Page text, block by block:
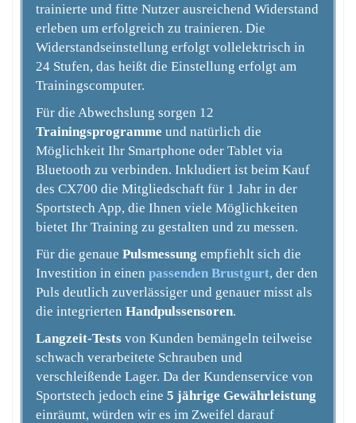
trainierte und fitte Nutzer ausreichend Widerstand
erleben um erfolgreich zu trainieren. Die
Widerstandseinstellung erfolgt vollelektrisch in
24 Stufen, das heißt die Einstellung erfolgt am
Trainingscomputer.
Für die Abwechslung sorgen 12
Trainingsprogramme und natürlich die
Möglichkeit Ihr Smartphone oder Tablet via
Bluetooth zu verbinden. Inkludiert ist beim Kauf
des CX700 die Mitgliedschaft für 1 Jahr in der
Sportstech App, die Ihnen viele Möglichkeiten
bietet Ihr Training zu gestalten und zu messen.
Für die genaue Pulsmessung empfiehlt sich die
Investition in einen passenden Brustgurt, der den
Puls deutlich zuverlässiger und genauer misst als
die integrierten Handpulssensoren.
Langzeit-Tests von Kunden bemängeln teilweise
schwach verarbeitete Schrauben und
verschleißende Lager. Da der Kundenservice von
Sportstech jedoch eine 5 jährige Gewährleistung
einräumt, würden wir es im Zweifel darauf